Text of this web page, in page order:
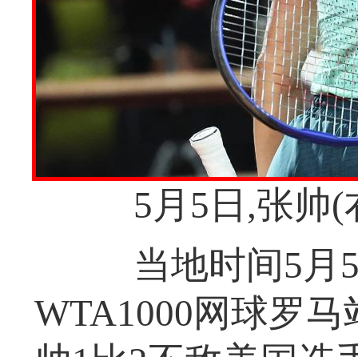
5月5日,张帅(
当地时间5月5
WTA1000网球罗